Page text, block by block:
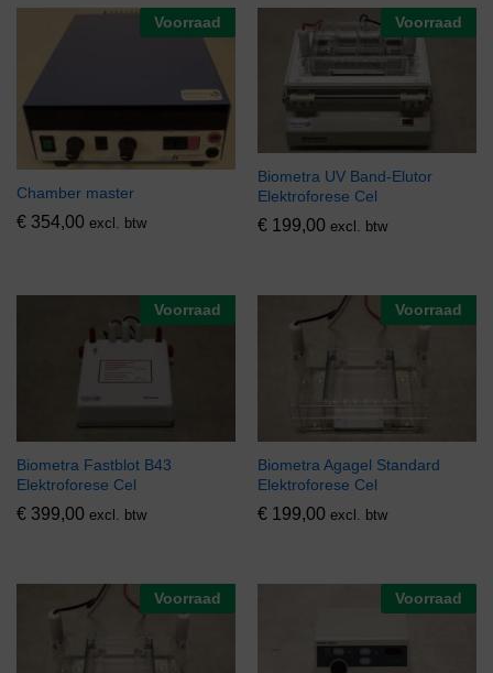
Voorraad
Chamber master
€ 354,00 excl. btw
Voorraad
Biometra UV Band-Elutor
Elektroforese Cel
€ 199,00 excl. btw
Voorraad
Biometra Fastblot B43
Elektroforese Cel
€ 399,00 excl. btw
Voorraad
Biometra Agagel Standard
Elektroforese Cel
€ 199,00 excl. btw
Voorraad Voorraad